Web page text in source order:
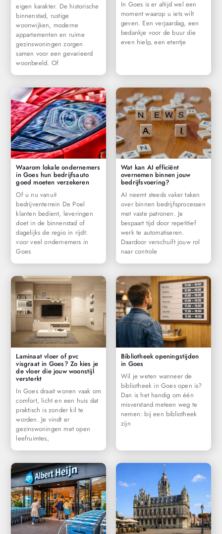
eigen karakter. De historische
binnenstad, rustige
woonwijken, moderne
appartementen en ruime
gezinswoningen zorgen
samen voor een gevarieerd
woonbeeld. Of
In Goes is er altijd wel een
moment waarop u iets wilt
geven. Een verjaardag, een
bedankje voor de buur die
even hielp, een etentje
Waarom lokale ondernemers
in Goes hun bedrijfsauto
goed moeten verzekeren
Of u nu vanuit
bedrijventerrein De Poel
klanten bedient, leveringen
doet in de binnenstad of
dagelijks de regio in rijdt:
voor veel ondernemers in
Goes
Wat kan AI efficiënt
overnemen binnen jouw
bedrijfsvoering?
AI neemt steeds vaker taken
over binnen bedrijfsprocessen
met vaste patronen. Je
bespaart tijd door repetitief
werk te automatiseren.
Daardoor verschuift jouw rol
naar controle
Laminaat vloer of pvc
visgraat in Goes? Zo kies je
de vloer die jouw woonstijl
versterkt
In Goes draait wonen vaak om
comfort, licht en een huis dat
praktisch is zonder kil te
worden. Je vindt er
gezinswoningen met open
leefruimtes,
Bibliotheek openingstijden
in Goes
Wil je weten wanneer de
bibliotheek in Goes open is?
Dan is het handig om één
misverstand meteen weg te
nemen: bij een bibliotheek
zijn